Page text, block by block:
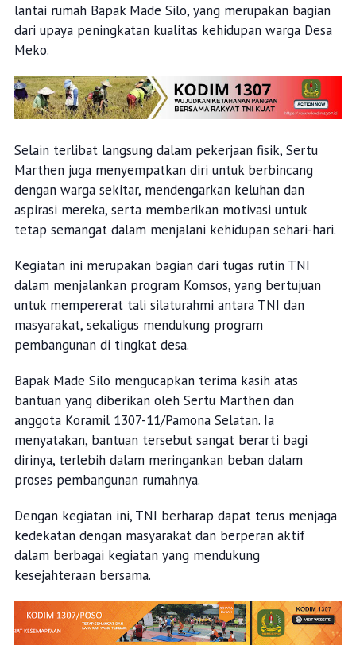
lantai rumah Bapak Made Silo, yang merupakan bagian
dari upaya peningkatan kualitas kehidupan warga Desa
Meko.
Selain terlibat langsung dalam pekerjaan fisik, Sertu
Marthen juga menyempatkan diri untuk berbincang
dengan warga sekitar, mendengarkan keluhan dan
aspirasi mereka, serta memberikan motivasi untuk
tetap semangat dalam menjalani kehidupan sehari-hari.
Kegiatan ini merupakan bagian dari tugas rutin TNI
dalam menjalankan program Komsos, yang bertujuan
untuk mempererat tali silaturahmi antara TNI dan
masyarakat, sekaligus mendukung program
pembangunan di tingkat desa.
Bapak Made Silo mengucapkan terima kasih atas
bantuan yang diberikan oleh Sertu Marthen dan
anggota Koramil 1307-11/Pamona Selatan. Ia
menyatakan, bantuan tersebut sangat berarti bagi
dirinya, terlebih dalam meringankan beban dalam
proses pembangunan rumahnya.
Dengan kegiatan ini, TNI berharap dapat terus menjaga
kedekatan dengan masyarakat dan berperan aktif
dalam berbagai kegiatan yang mendukung
kesejahteraan bersama.